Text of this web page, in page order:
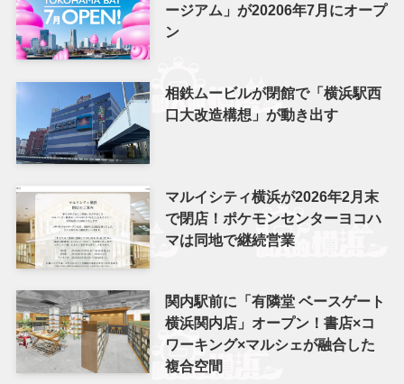
ージアム」が20206年7月にオープ
ン
相鉄ムービルが閉館で「横浜駅西
口大改造構想」が動き出す
マルイシティ横浜が2026年2月末
で閉店！ポケモンセンターヨコハ
マは同地で継続営業
関内駅前に「有隣堂 ベースゲート
横浜関内店」オープン！書店×コ
ワーキング×マルシェが融合した
複合空間